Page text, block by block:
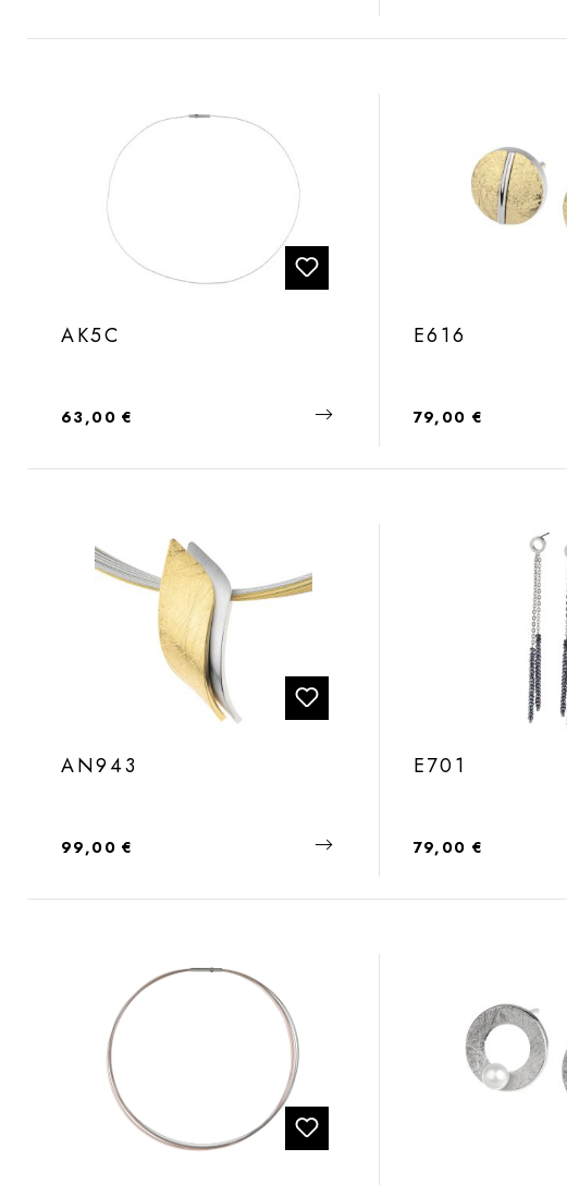
AK5C
Regulärer Preis:
63,00 €
E616
Regulärer Preis:
79,00 €
AN943
Regulärer Preis:
99,00 €
E701
Regulärer Preis:
79,00 €